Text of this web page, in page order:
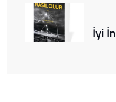
İyi